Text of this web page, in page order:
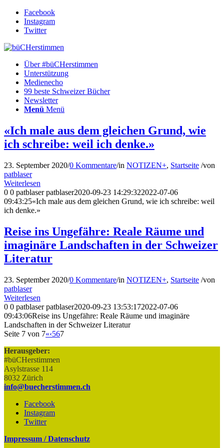
Facebook
Instagram
Twitter
Über #büCHerstimmen
Unterstützung
Medienecho
99 beste Schweizer Bücher
Newsletter
Menü Menü
«Ich male aus dem gleichen Grund, wie
ich schreibe: weil ich denke.»
23. September 2020/0 Kommentare/in NOTIZEN+, Startseite /von
patblaser
Weiterlesen
0 0 patblaser patblaser2020-09-23 14:29:322022-07-06
09:43:25«Ich male aus dem gleichen Grund, wie ich schreibe: weil
ich denke.»
Reise ins Ungefähre: Reale Räume und
imaginäre Landschaften in der Schweizer
Literatur
23. September 2020/0 Kommentare/in NOTIZEN+, Startseite /von
patblaser
Weiterlesen
0 0 patblaser patblaser2020-09-23 13:53:172022-07-06
09:43:06Reise ins Ungefähre: Reale Räume und imaginäre
Landschaften in der Schweizer Literatur
Seite 7 von 7«‹567
Herausgeber:
#büCHerstimmen
Asylstrasse 114
8032 Zürich
info@buecherstimmen.ch
Facebook
Instagram
Twitter
Impressum / Datenschutz